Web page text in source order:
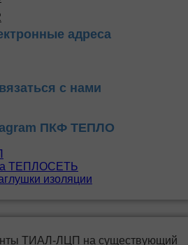
адреса
с нами
ПКФ ТЕПЛО